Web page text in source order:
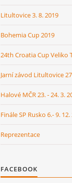
Litultovice 3. 8. 2019
Bohemia Cup 2019
24th Croatia Cup Veliko
Jarní závod Litultovice
Halové MČR 23. - 24. 3.
Finále SP Rusko 6.- 9. 12.
Reprezentace
FACEBOOK